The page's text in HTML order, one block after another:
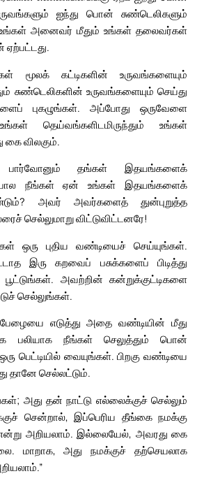
ஐந்து பொன் சுண்டெலிகளும்
உங்கள் அனைவர் மீதும் உங்கள் தலைவர்கள்
மூலக் கட்டிகளின் உருவங்களையும்
சுண்டெலிகளின் உருவங்களையும் செய்து
புகழுங்கள். அப்போது ஒருவேளை
உங்கள் தெய்வங்களிடமிருந்தும் உங்கள்
கை விலகும்.
பார்வோனும் தங்கள் இதயங்களைக்
போல நீங்கள் ஏன் உங்கள் இதயங்களைக்
அவர் அவர்களைத் துன்புறுத்த
செல்லுமாறு விட்டுவிட்டனரே!
ஒரு புதிய வண்டியைச் செய்யுங்கள்.
இரு கறவைப் பசுக்களைப் பிடித்து
அவற்றின் கன்றுக்குட்டிகளை
செல்லுங்கள்.
எடுத்து அதை வண்டியின் மீது
பலியாக நீங்கள் செலுத்தும் பொன்
பெட்டியில் வையுங்கள். பிறகு வண்டியை
தானே செல்லட்டும்.
அது தன் நாட்டு எல்லைக்குச் செல்லும்
சென்றால், இப்பெரிய தீங்கை நமக்கு
அறியலாம். இல்லையேல், அவரது கை
மாறாக, அது நமக்குச் தற்செயலாக